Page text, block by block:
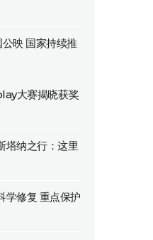
映 国家持续推
大赛揭晓获奖
塔纳之行：这里
学修复 重点保护